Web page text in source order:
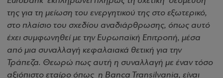
της για τη μείωση του ενεργητικού της στο εξωτερικό,
στο πλαίσιο του σχεδίου αναδιάρθρωσης, όπως αυτό
έχει συμφωνηθεί με την Ευρωπαϊκή Επιτροπή, μέσα
από μια συναλλαγή κεφαλαιακά θετική για την
Τράπεζα. Θεωρώ πως αυτή η συναλλαγή με έναν τόσο
αξιόπιστο εταίρο όπως η Banca Transilvania, είναι